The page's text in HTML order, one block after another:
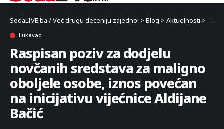
SodaLIVE.ba / Već drugu deceniju zajedno! > Blog > Aktuelnosti >
Lukavac
Raspisan poziv za dodjelu
novčanih sredstava za maligno
oboljele osobe, iznos povećan
na inicijativu vijećnice Aldijane
Bačić